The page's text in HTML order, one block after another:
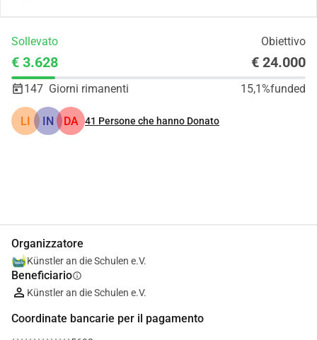
Sollevato Obiettivo
€ 3.628 € 24.000
147 Giorni rimanenti 15,1%funded
LI IN DA 41 Persone che hanno Donato
Organizzatore
Künstler an die Schulen e.V.
Beneficiarioinfo
Künstler an die Schulen e.V.
Coordinate bancarie per il pagamento